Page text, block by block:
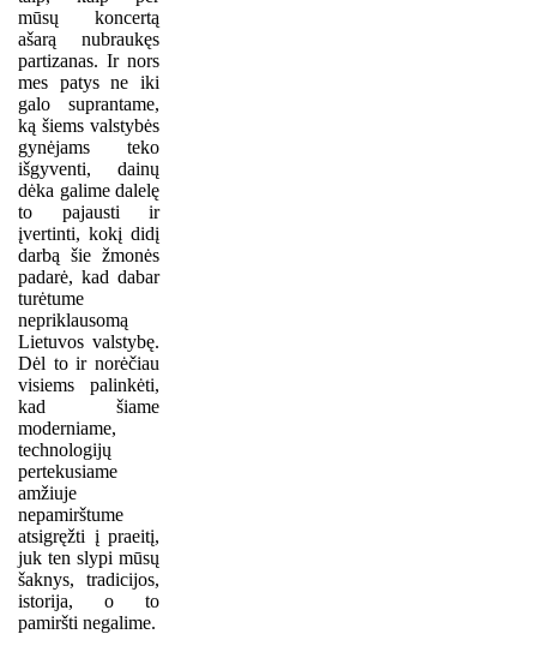
mūsų koncertą
ašarą nubraukęs
partizanas. Ir nors
mes patys ne iki
galo suprantame,
ką šiems valstybės
gynėjams teko
išgyventi, dainų
dėka galime dalelę
to pajausti ir
įvertinti, kokį didį
darbą šie žmonės
padarė, kad dabar
turėtume
nepriklausomą
Lietuvos valstybę.
Dėl to ir norėčiau
visiems palinkėti,
kad šiame
moderniame,
technologijų
pertekusiame
amžiuje
nepamirštume
atsigręžti į praeitį,
juk ten slypi mūsų
šaknys, tradicijos,
istorija, o to
pamiršti negalime.